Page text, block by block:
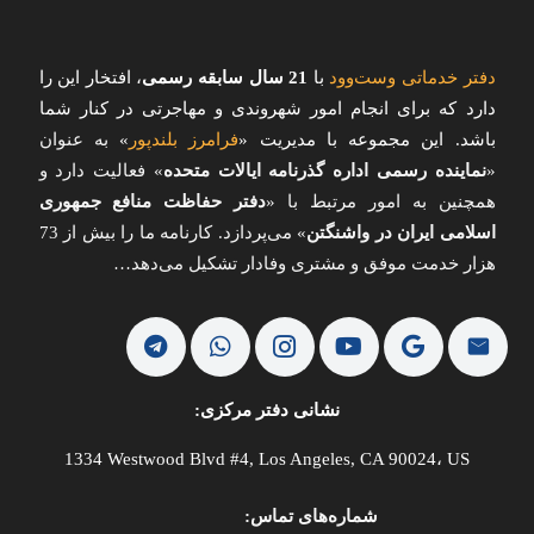
دفتر خدماتی وست‌وود با 21 سال سابقه رسمی
، افتخار این را
دارد که برای انجام امور شهروندی و مهاجرتی در کنار شما
باشد. این مجموعه با مدیریت «فرامرز بلندپور » به عنوان
«نماینده رسمی اداره گذرنامه ایالات متحده» فعالیت دارد و
همچنین به امور مرتبط با «دفتر حفاظت منافع جمهوری
اسلامی ایران در واشنگتن
» می‌پردازد. کارنامه ما را بیش از 73
هزار خدمت موفق و مشتری وفادار تشکیل می‌دهد…
نشانی دفتر مرکزی:
1334 Westwood Blvd #4, Los Angeles, CA 90024، US
شماره‌های تماس: